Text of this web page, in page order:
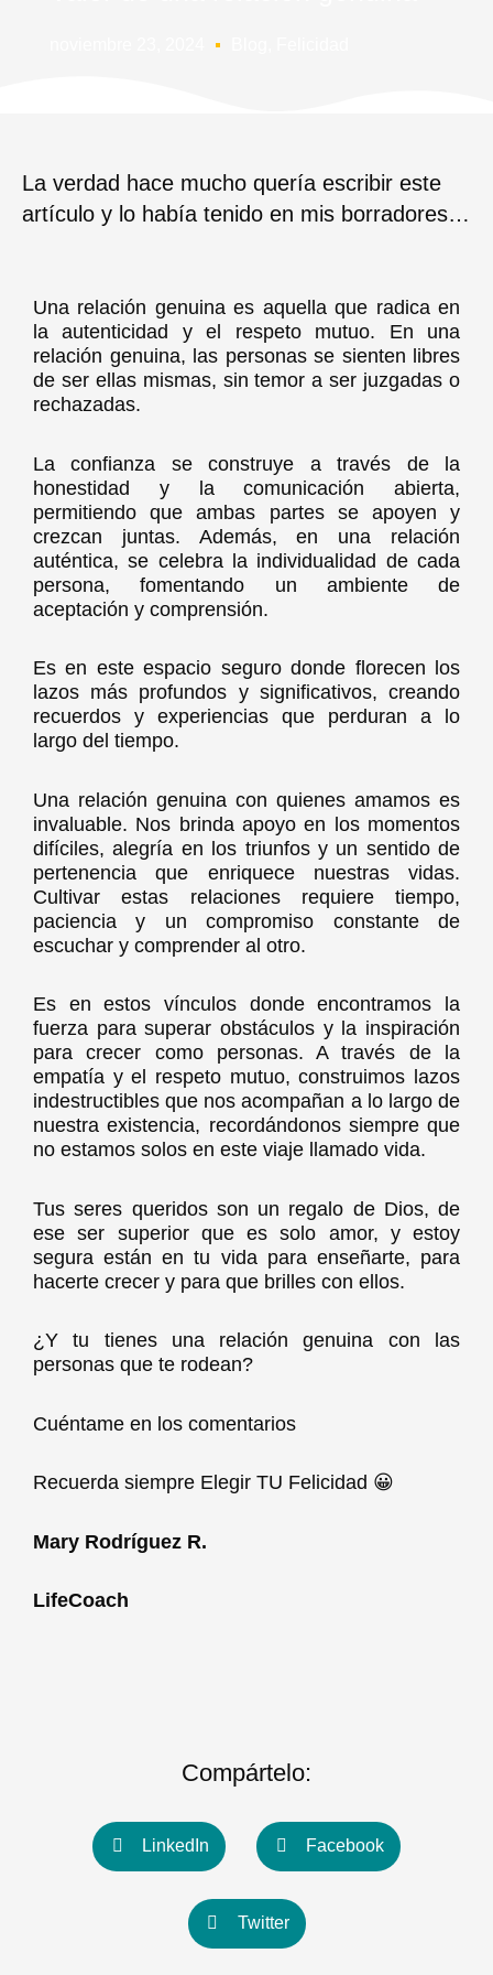
La verdad hace mucho quería escribir este
artículo y lo había tenido en mis borradores…
Una relación genuina es aquella que radica en
la autenticidad y el respeto mutuo. En una
relación genuina, las personas se sienten libres
de ser ellas mismas, sin temor a ser juzgadas o
rechazadas.
La confianza se construye a través de la
honestidad y la comunicación abierta,
permitiendo que ambas partes se apoyen y
crezcan juntas. Además, en una relación
auténtica, se celebra la individualidad de cada
persona, fomentando un ambiente de
aceptación y comprensión.
Es en este espacio seguro donde florecen los
lazos más profundos y significativos, creando
recuerdos y experiencias que perduran a lo
largo del tiempo.
Una relación genuina con quienes amamos es
invaluable. Nos brinda apoyo en los momentos
difíciles, alegría en los triunfos y un sentido de
pertenencia que enriquece nuestras vidas.
Cultivar estas relaciones requiere tiempo,
paciencia y un compromiso constante de
escuchar y comprender al otro.
Es en estos vínculos donde encontramos la
fuerza para superar obstáculos y la inspiración
para crecer como personas. A través de la
empatía y el respeto mutuo, construimos lazos
indestructibles que nos acompañan a lo largo de
nuestra existencia, recordándonos siempre que
no estamos solos en este viaje llamado vida.
Tus seres queridos son un regalo de Dios, de
ese ser superior que es solo amor, y estoy
segura están en tu vida para enseñarte, para
hacerte crecer y para que brilles con ellos.
¿Y tu tienes una relación genuina con las
personas que te rodean?
Cuéntame en los comentarios
Recuerda siempre Elegir TU Felicidad 😀
Mary Rodríguez R.
LifeCoach
Compártelo:
LinkedIn Facebook
Twitter